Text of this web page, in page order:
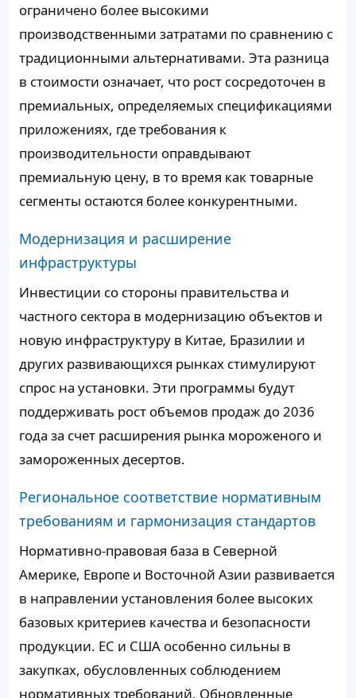
ограничено более высокими
производственными затратами по сравнению с
традиционными альтернативами. Эта разница
в стоимости означает, что рост сосредоточен в
премиальных, определяемых спецификациями
приложениях, где требования к
производительности оправдывают
премиальную цену, в то время как товарные
сегменты остаются более конкурентными.
Модернизация и расширение
инфраструктуры
Инвестиции со стороны правительства и
частного сектора в модернизацию объектов и
новую инфраструктуру в Китае, Бразилии и
других развивающихся рынках стимулируют
спрос на установки. Эти программы будут
поддерживать рост объемов продаж до 2036
года за счет расширения рынка мороженого и
замороженных десертов.
Региональное соответствие нормативным
требованиям и гармонизация стандартов
Нормативно-правовая база в Северной
Америке, Европе и Восточной Азии развивается
в направлении установления более высоких
базовых критериев качества и безопасности
продукции. ЕС и США особенно сильны в
закупках, обусловленных соблюдением
нормативных требований. Обновленные